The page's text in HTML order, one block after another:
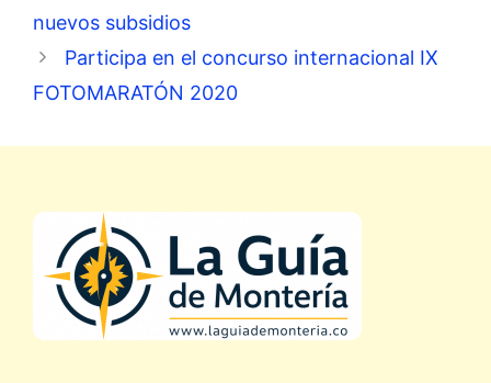
nuevos subsidios
Participa en el concurso internacional IX
FOTOMARATÓN 2020